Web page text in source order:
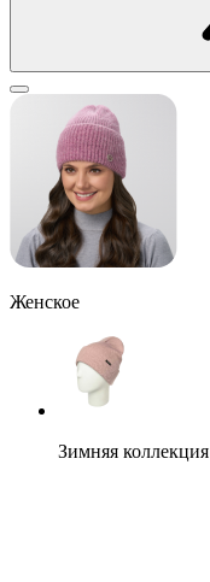
Женское
Зимняя коллекция